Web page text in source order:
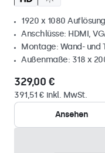
1920 x 1080
Anschlüsse: HDMI,
Montage: Wand- und
Außenmaße: 318 x
329,00 €
391,51 € inkl. MwSt.
Ansehen